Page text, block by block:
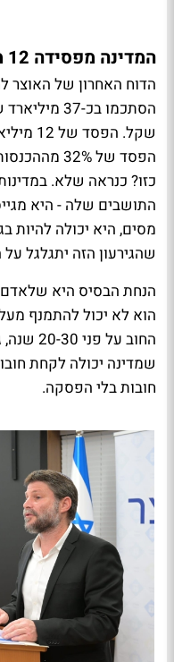
המדינה מפסידה 12 מיליארד שקל בחודש
הדוח האחרון של האוצר
שקל.
הפסד של
כזו? כנראה שלא.
התושבים שלה - היא
מסים, היא יכולה להיות
שהגירעון הזה יתגלגל
הנחת הבסיס היא שלאדם
הוא לא יכול להתמנף
חובות בלי הפסקה.